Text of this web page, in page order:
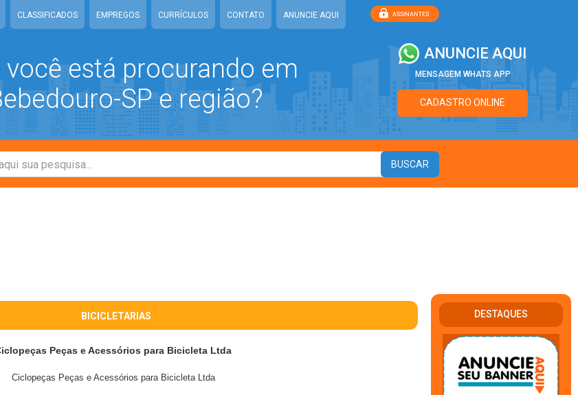
CLASSIFICADOS EMPREGOS CURRÍCULOS CONTATO ANUNCIE AQUI
você está procurando em
SP e região?
ANUNCIE AQUI
MENSAGEM WHATS APP
CADASTRO ONLINE
BICICLETARIAS
Peças e Acessórios para Bicicleta Ltda
Ciclopeças Peças e Acessórios para Bicicleta Ltda
DESTAQUES